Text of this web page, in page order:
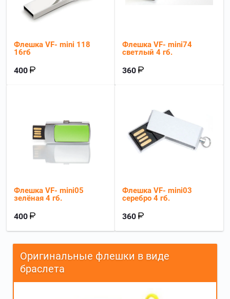
Флешка VF- mini 118
16гб
400
Флешка VF- mini74
светлый 4 гб.
360
Флешка VF- mini05
зелёная 4 гб.
400
Флешка VF- mini03
серебро 4 гб.
360
Оригинальные флешки в виде
браслета